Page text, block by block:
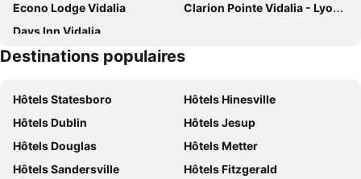
Econo Lodge Vidalia
Clarion Pointe Vidalia - Lyons West
Days Inn Vidalia
Destinations populaires
Hôtels Statesboro
Hôtels Hinesville
Hôtels Dublin
Hôtels Jesup
Hôtels Douglas
Hôtels Metter
Hôtels Sandersville
Hôtels Fitzgerald